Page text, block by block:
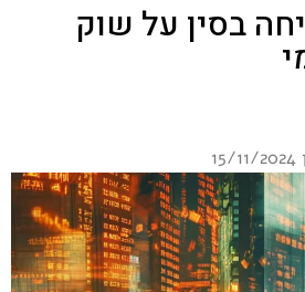
בסין על שוק